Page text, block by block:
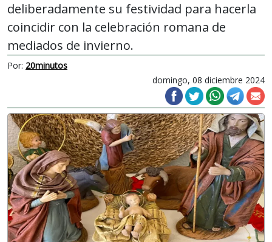
deliberadamente su festividad para hacerla
coincidir con la celebración romana de
mediados de invierno.
Por: 20minutos
domingo, 08 diciembre 2024